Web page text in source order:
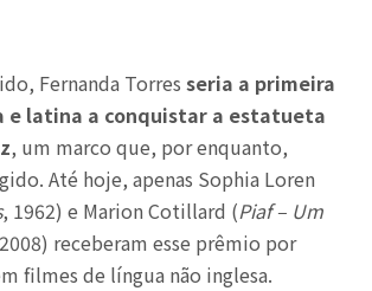
Fernanda Torres seria a primeira
e latina a conquistar a estatueta
, um marco que, por enquanto,
Até hoje, apenas Sophia Loren
, 1962) e Marion Cotillard (Piaf – Um
receberam esse prêmio por
filmes de língua não inglesa.